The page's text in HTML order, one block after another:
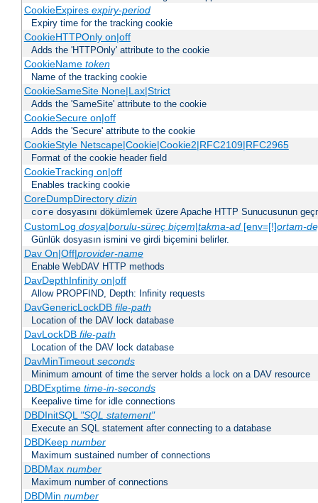
CookieExpires expiry-period
Expiry time for the tracking cookie
CookieHTTPOnly on|off
Adds the 'HTTPOnly' attribute to the cookie
CookieName token
Name of the tracking cookie
CookieSameSite None|Lax|Strict
Adds the 'SameSite' attribute to the cookie
CookieSecure on|off
Adds the 'Secure' attribute to the cookie
CookieStyle Netscape|Cookie|Cookie2|RFC2109|RFC2965
Format of the cookie header field
CookieTracking on|off
Enables tracking cookie
CoreDumpDirectory dizin
core dosyasını dökümlemek üzere Apache HTTP Sunucusunun
CustomLog dosya|borulu-süreç biçem|takma-ad[env=[!]ortam-
Günlük dosyasın ismini ve girdi biçemini belirler.
Dav On|Off|provider-name
Enable WebDAV HTTP methods
DavDepthInfinity on|off
Allow PROPFIND, Depth: Infinity requests
DavGenericLockDB file-path
Location of the DAV lock database
DavLockDB file-path
Location of the DAV lock database
DavMinTimeout seconds
Minimum amount of time the server holds a lock on a DAV resource
DBDExptime time-in-seconds
Keepalive time for idle connections
DBDInitSQL "SQL statement"
Execute an SQL statement after connecting to a database
DBDKeep number
Maximum sustained number of connections
DBDMax number
Maximum number of connections
DBDMin number